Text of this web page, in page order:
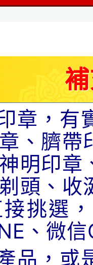
章，有
、臍帶
明印章
頭、收
挑選
、微
品，或